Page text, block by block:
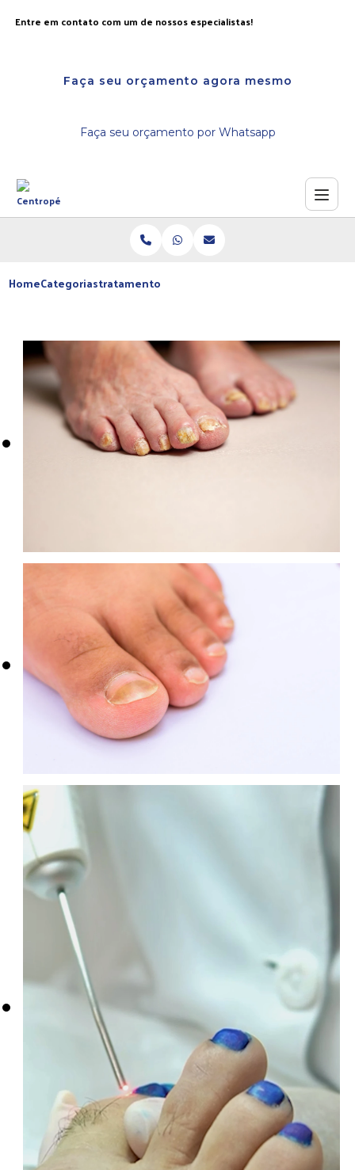
Entre em contato com um de nossos especialistas!
Faça seu orçamento agora mesmo
Faça seu orçamento por Whatsapp
HomeCategoriastratamento micose unha